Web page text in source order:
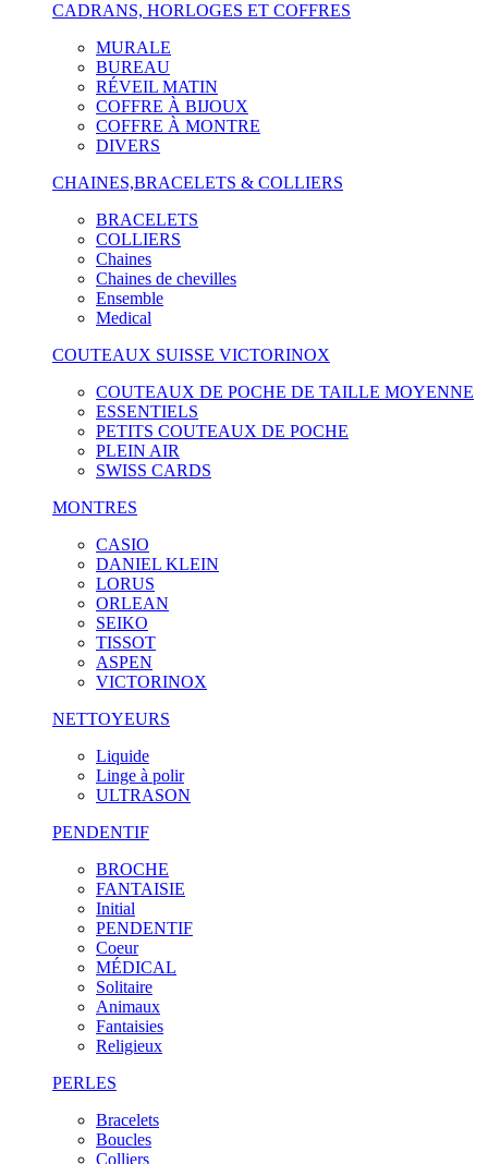
CADRANS, HORLOGES ET COFFRES
MURALE
BUREAU
RÉVEIL MATIN
COFFRE À BIJOUX
COFFRE À MONTRE
DIVERS
CHAINES,BRACELETS & COLLIERS
BRACELETS
COLLIERS
Chaines
Chaines de chevilles
Ensemble
Medical
COUTEAUX SUISSE VICTORINOX
COUTEAUX DE POCHE DE TAILLE MOYENNE
ESSENTIELS
PETITS COUTEAUX DE POCHE
PLEIN AIR
SWISS CARDS
MONTRES
CASIO
DANIEL KLEIN
LORUS
ORLEAN
SEIKO
TISSOT
ASPEN
VICTORINOX
NETTOYEURS
Liquide
Linge à polir
ULTRASON
PENDENTIF
BROCHE
FANTAISIE
Initial
PENDENTIF
Coeur
MÉDICAL
Solitaire
Animaux
Fantaisies
Religieux
PERLES
Bracelets
Boucles
Colliers